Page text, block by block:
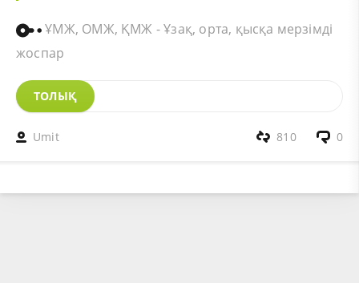
ҰМЖ, ОМЖ, ҚМЖ - Ұзақ, орта, қысқа мерзімді
жоспар
ТОЛЫҚ
Umit 0
810